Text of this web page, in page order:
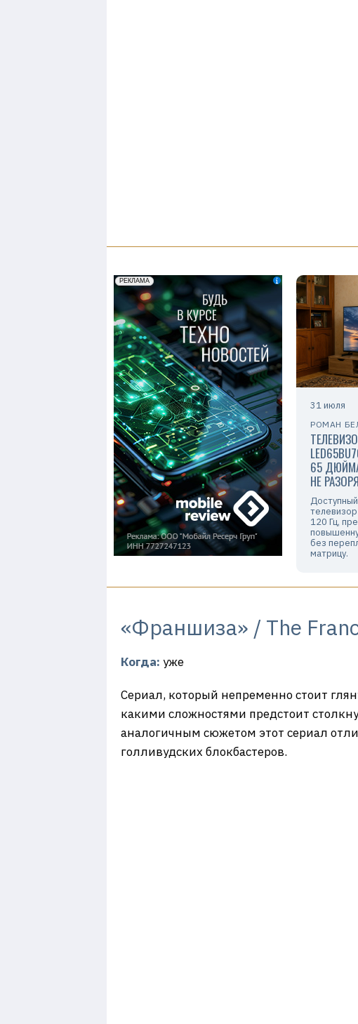
31 июля
РОМАН
65
НЕ
телевизор
120 Гц,
без
матрицу.
«Франшиза» / The
Когда: уже
Сериал, который непременно стоит
какими сложностями предстоит
аналогичным сюжетом этот сериал
голливудских блокбастеров.